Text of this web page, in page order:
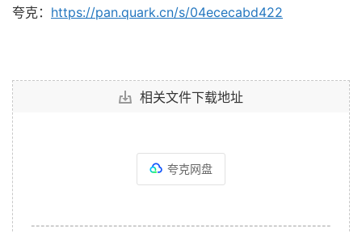
夸克： https://pan.quark.cn/s/04ececabd422
相关文件下载地址
夸克网盘
--------------------------------------------------------------